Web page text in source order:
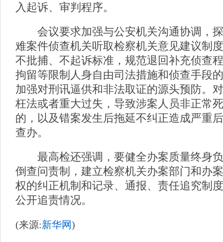
入起诉、审判程序。
会议要求加强与公安机关沟通协调，探
难案件侦查机关听取检察机关意见建议制
不批捕、不起诉标准，规范退回补充侦查
拘留等限制人身自由司法措施和侦查手段
加强对刑讯逼供和非法取证的源头预防。
枉法或者重大过失，导致涉案人员非正常
的，以及错案发生后拖延不纠正造成严重
查办。
最高检还强调，要健全办案质量终身负
倒查问责制，建立检察机关办案部门和办
权的纠正机制和记录、通报、责任追究制
公开追责情况。
(来源:新华网)